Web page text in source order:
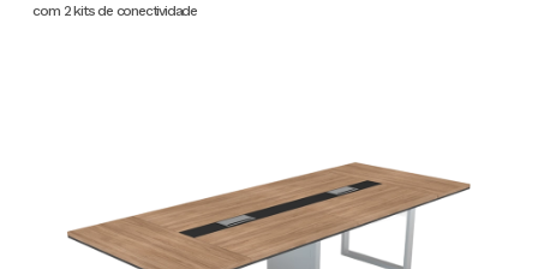
com 2 kits de conectividade